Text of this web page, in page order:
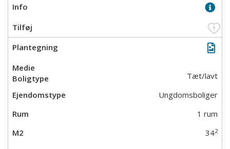
Tæt/lavt
Ungdomsboliger
1 rum
342